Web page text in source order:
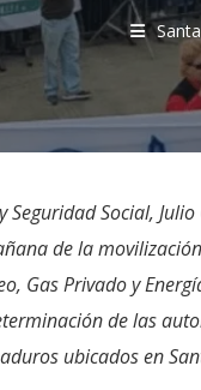
Social,
de la
Gas Privado y
de las
ubicados en